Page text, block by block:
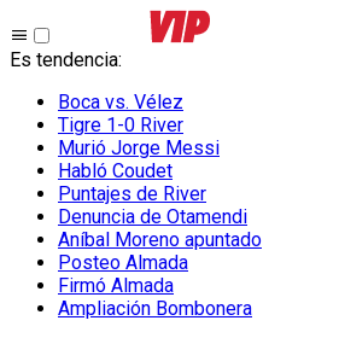
Es tendencia:
Boca vs. Vélez
Tigre 1-0 River
Murió Jorge Messi
Habló Coudet
Puntajes de River
Denuncia de Otamendi
Aníbal Moreno apuntado
Posteo Almada
Firmó Almada
Ampliación Bombonera